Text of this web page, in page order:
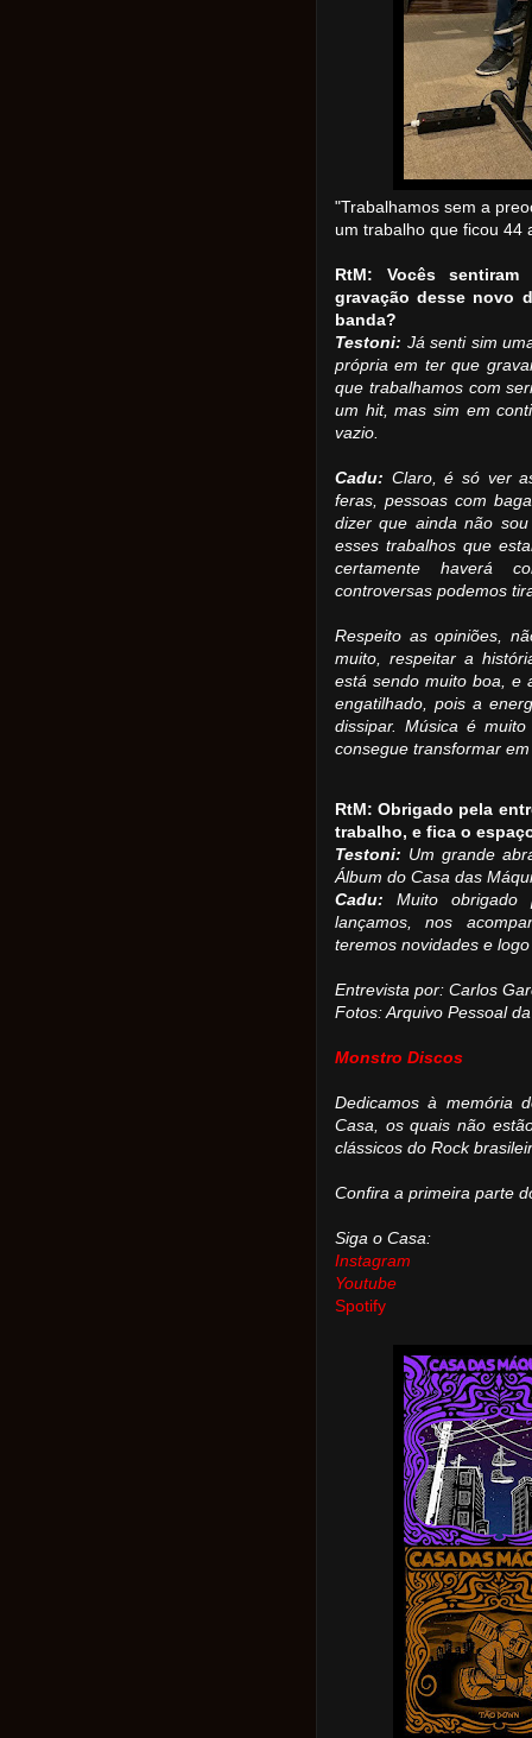
"Trabalhamos sem a
um trabalho que ficou 44
RtM: Vocês
gravação desse novo
banda?
Testoni: Já senti sim
própria em ter que
que trabalhamos com
um hit, mas sim em
vazio.
Cadu: Claro, é só ver
feras, pessoas com
dizer que ainda não
esses trabalhos que
certamente haverá
controversas podemos
Respeito as opiniões,
muito, respeitar a
está sendo muito boa, e
engatilhado, pois a
dissipar. Música é
consegue transformar
RtM: Obrigado pela
trabalho, e fica o
Testoni: Um grande
Álbum do Casa das
Cadu:Muito obrigado
lançamos, nos
teremos novidades e
Entrevista por: Carlos
Fotos: Arquivo Pessoal
Monstro Discos
Dedicamos à memória
Casa, os quais não
clássicos do Rock
Confira a primeira parte
Siga o Casa:
Instagram
Youtube
Spotify